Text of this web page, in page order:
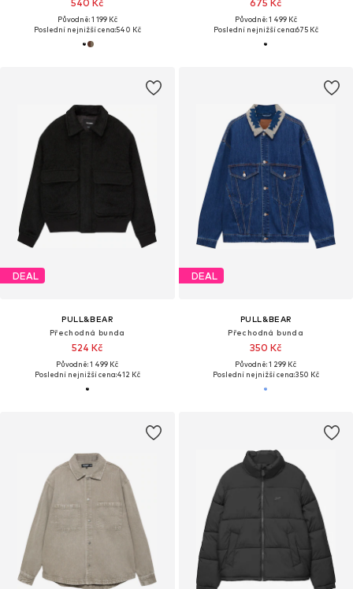
540 Kč
Původně: 1 199 Kč
Poslední nejnižší cena:540 Kč
675 Kč
Původně: 1 499 Kč
Poslední nejnižší cena:675 Kč
DEAL
PULL&BEAR
Přechodná bunda
524 Kč
Původně: 1 499 Kč
Poslední nejnižší cena:412 Kč
DEAL
PULL&BEAR
Přechodná bunda
350 Kč
Původně: 1 299 Kč
Poslední nejnižší cena:350 Kč